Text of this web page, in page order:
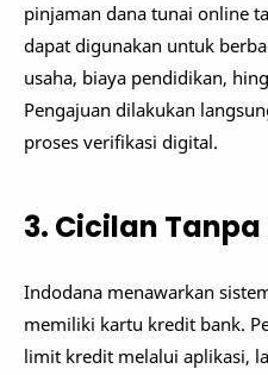
pinjaman dana tunai online
dapat digunakan untuk
usaha, biaya pendidikan,
Pengajuan dilakukan
proses verifikasi digital.
3. Cicilan
Indodana menawarkan
memiliki kartu kredit bank.
limit kredit melalui aplikasi,